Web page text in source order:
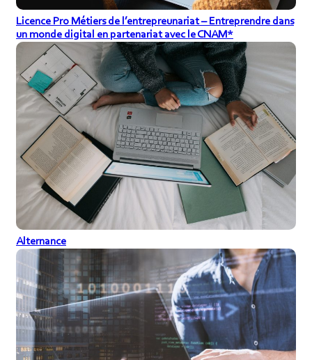
Licence Pro Métiers de l’entrepreunariat – Entreprendre dans
un monde digital en partenariat avec le CNAM*
Alternance